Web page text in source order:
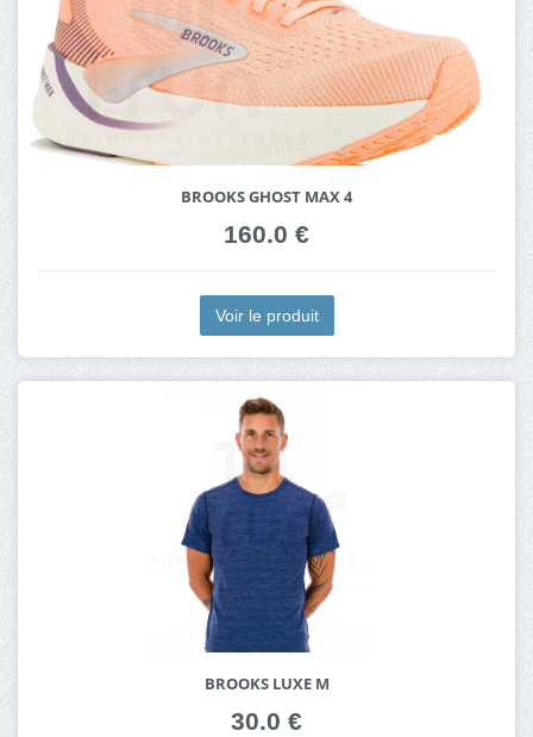
BROOKS GHOST MAX 4
160.0 €
Voir le produit
BROOKS LUXE M
30.0 €